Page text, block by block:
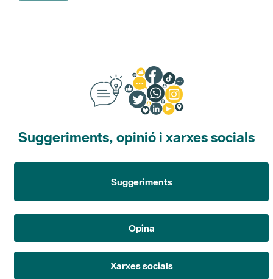
Suggeriments, opinió i xarxes socials
Suggeriments
Opina
Xarxes socials